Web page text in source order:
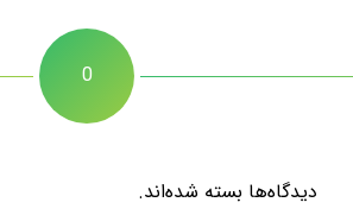
0
دیدگاه‌ها بسته شده‌اند.